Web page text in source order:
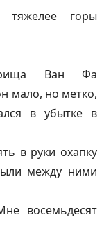
тяжелее горы
Ван Фа
мало, но метко,
в убытке в
в руки охапку
между ними
восемьдесят